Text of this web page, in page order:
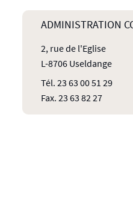
ADMINISTRATION
2, rue de l'Eglise
L-8706 Useldange
Tél. 23 63 00 51 29
Fax. 23 63 82 27